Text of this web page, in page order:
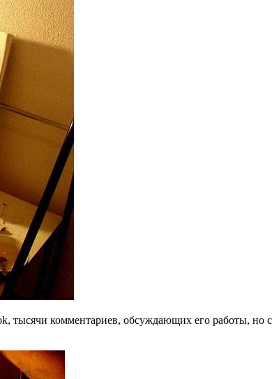
тысячи комментариев, обсуждающих его работы,